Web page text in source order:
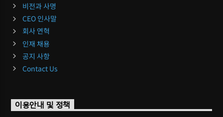
비전과 사명
CEO 인사말
회사 연혁
인재 채용
공지 사항
Contact Us
이용안내 및 정책